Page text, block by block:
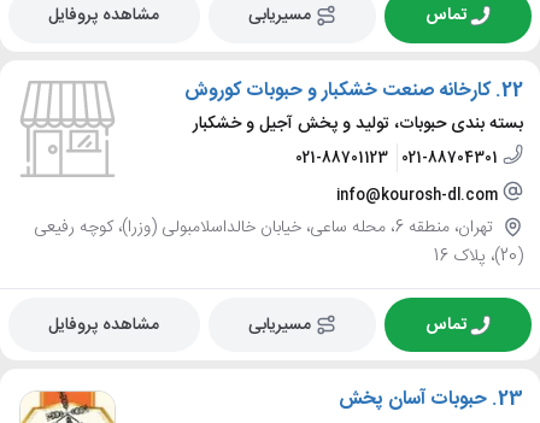
تماس مسیریابی مشاهده پروفایل
22. کارخانه صنعت خشکبار و حبوبات کوروش
بسته بندی حبوبات، تولید و پخش آجیل و خشکبار
021-88704301
021-88701123
info@kourosh-dl.com
تهران، منطقه 6، محله ساعی، خیابان خالداسلامبولی (وزرا)، کوچه رفیعی
(20)، پلاک 16
تماس مسیریابی مشاهده پروفایل
23. حبوبات آسان پخش